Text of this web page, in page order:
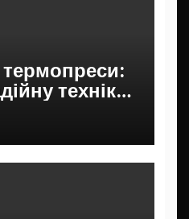
техніку
та бізнесу